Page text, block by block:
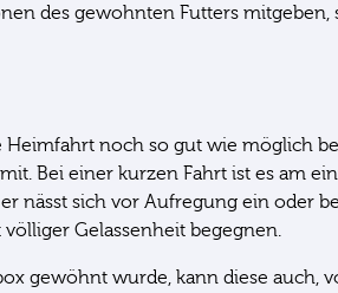
des gewohnten Futters
noch so gut wie möglich
Bei einer kurzen Fahrt ist es am
nässt sich vor Aufregung ein oder
Gelassenheit begegnen.
gewöhnt wurde, kann diese